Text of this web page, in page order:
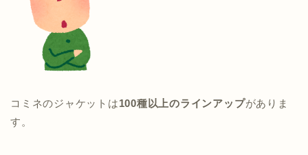
コミネのジャケットは100種以上のラインアップがありま
す。